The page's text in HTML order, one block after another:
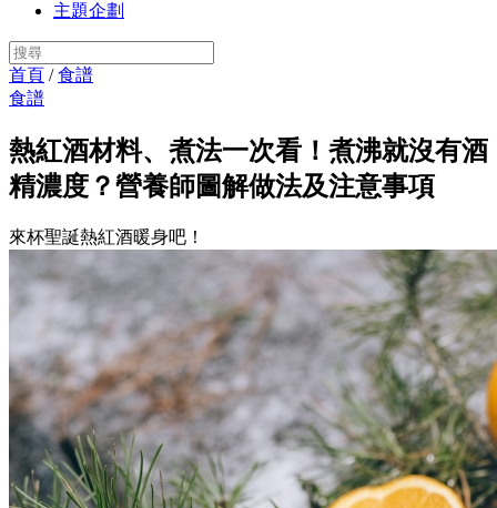
主題企劃
首頁 /食譜
食譜
熱紅酒材料、煮法一次看！煮沸就沒有酒
精濃度？營養師圖解做法及注意事項
來杯聖誕熱紅酒暖身吧！